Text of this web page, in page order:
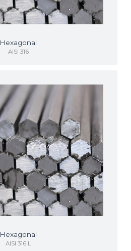
Hexagonal
AISI 316
Hexagonal
AISI 316 L